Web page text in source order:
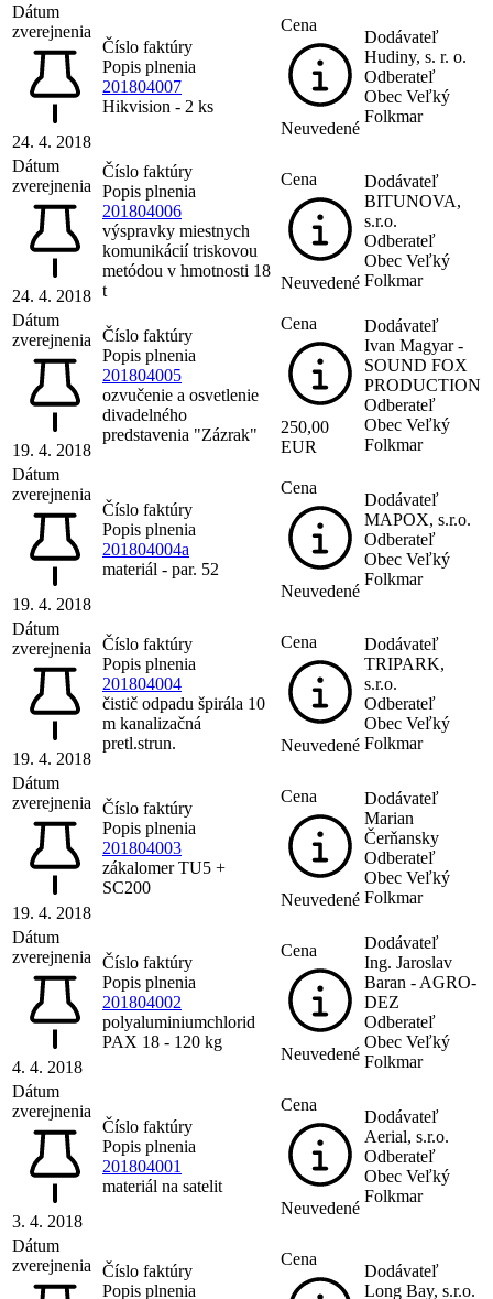
Dátum
zverejnenia
24. 4. 2018
Číslo faktúry
Popis plnenia
201804007
Hikvision - 2 ks
Cena
Neuvedené
Dodávateľ
Hudiny, s. r. o.
Odberateľ
Obec Veľký
Folkmar
Dátum
zverejnenia
24. 4. 2018
Číslo faktúry
Popis plnenia
201804006
výspravky miestnych
komunikácií triskovou
metódou v hmotnosti 18
t
Cena
Neuvedené
Dodávateľ
BITUNOVA,
s.r.o.
Odberateľ
Obec Veľký
Folkmar
Dátum
zverejnenia
19. 4. 2018
Číslo faktúry
Popis plnenia
201804005
ozvučenie a osvetlenie
divadelného
predstavenia "Zázrak"
Cena
250,00
EUR
Dodávateľ
Ivan Magyar -
SOUND FOX
PRODUCTION
Odberateľ
Obec Veľký
Folkmar
Dátum
zverejnenia
19. 4. 2018
Číslo faktúry
Popis plnenia
201804004a
materiál - par. 52
Cena
Neuvedené
Dodávateľ
MAPOX, s.r.o.
Odberateľ
Obec Veľký
Folkmar
Dátum
zverejnenia
19. 4. 2018
Číslo faktúry
Popis plnenia
201804004
čistič odpadu špirála 10
m kanalizačná
pretl.strun.
Cena
Neuvedené
Dodávateľ
TRIPARK,
s.r.o.
Odberateľ
Obec Veľký
Folkmar
Dátum
zverejnenia
19. 4. 2018
Číslo faktúry
Popis plnenia
201804003
zákalomer TU5 +
SC200
Cena
Neuvedené
Dodávateľ
Marian
Čerňansky
Odberateľ
Obec Veľký
Folkmar
Dátum
zverejnenia
4. 4. 2018
Číslo faktúry
Popis plnenia
201804002
polyaluminiumchlorid
PAX 18 - 120 kg
Cena
Neuvedené
Dodávateľ
Ing. Jaroslav
Baran - AGRO-
DEZ
Odberateľ
Obec Veľký
Folkmar
Dátum
zverejnenia
3. 4. 2018
Číslo faktúry
Popis plnenia
201804001
materiál na satelit
Cena
Neuvedené
Dodávateľ
Aerial, s.r.o.
Odberateľ
Obec Veľký
Folkmar
Dátum
zverejnenia
Číslo faktúry
Popis plnenia
Cena
Dodávateľ
Long Bay, s.r.o.